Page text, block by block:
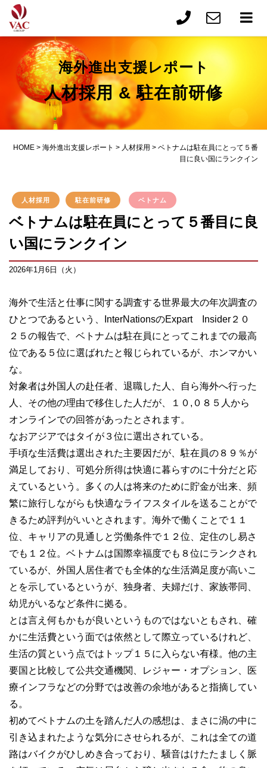
海外進出支援レポート
人材採用 & 駐在前研修
HOME > 海外進出支援レポート > 人材採用 > ベトナムは駐在員にとって５番
目に良い国にランクイン
人材採用 駐在前研修 ベトナム
ベトナムは駐在員にとって５番目に良
い国にランクイン
2026年1月6日（火）
海外で生活と仕事に関する調査する世界最大の年次調査の
ひとつであるという、InterNationsのExpart Insider２０
２５の報告で、ベトナムは駐在員にとってこれまでの最高
位である５位に選ばれたと報じられているが、ホンマかい
な。
対象者は外国人の赴任者、退職した人、自ら海外へ行った
人、その他の理由で移住した人だが、１０,０８５人から
オンラインでの回答があったとされます。
なおアジアではタイが３位に選出されている。
手頃な生活費は選出された主要因だが、駐在員の８９％が
満足しており、可処分所得は快適に暮らすのに十分だと応
えているという。多くの人は将来のために貯金が出来、頻
繁に旅行しながらも快適なライフスタイルを送ることがで
きるため評判がいいとされます。海外で働くことで１１
位、キャリアの見通しと労働条件で１２位、定住のし易さ
でも１２位。ベトナムは国際幸福度でも８位にランクされ
ているが、外国人居住者でも全体的な生活満足度が高いこ
とを示しているというが、独身者、夫婦だけ、家族帯同、
幼児がいるなど条件に拠る。
とは言え何もかもが良いというものではないともされ、確
かに生活費という面では依然として際立っているけれど、
生活の質という点ではトップ１５に入らない有様。他の主
要国と比較して公共交通機関、レジャー・オプション、医
療インフラなどの分野では改善の余地があると指摘してい
る。
初めてベトナムの土を踏んだ人の感想は、まさに渦の中に
引き込まれたような気分にさせられるが、これは全ての道
路はバイクがひしめき合っており、騒音はけたたましく脈